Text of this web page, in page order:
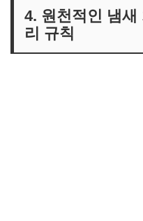
4. 원천적인 냄
리 규칙